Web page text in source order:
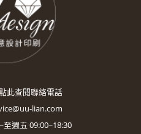
此查閱聯絡電話
lian.com
週五 09:00~18:30